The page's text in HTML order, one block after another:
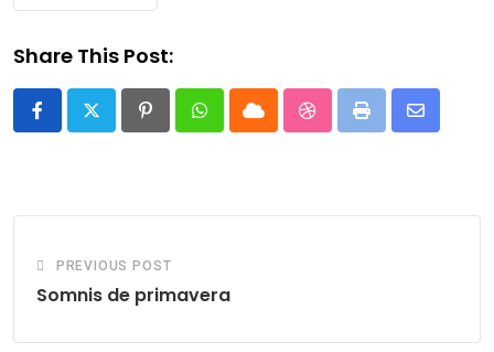
Share This Post:
PinterestWhatsapp
Cloud StumbleUpon
Print
Share
PREVIOUS POST
Somnis de primavera